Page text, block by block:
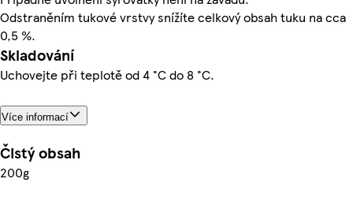
Odstraněním tukové vrstvy snížíte celkový obsah tuku na cca
0,5 %.
Skladování
Uchovejte při teplotě od 4 °C do 8 °C.
Více informací
Čistý obsah
200g